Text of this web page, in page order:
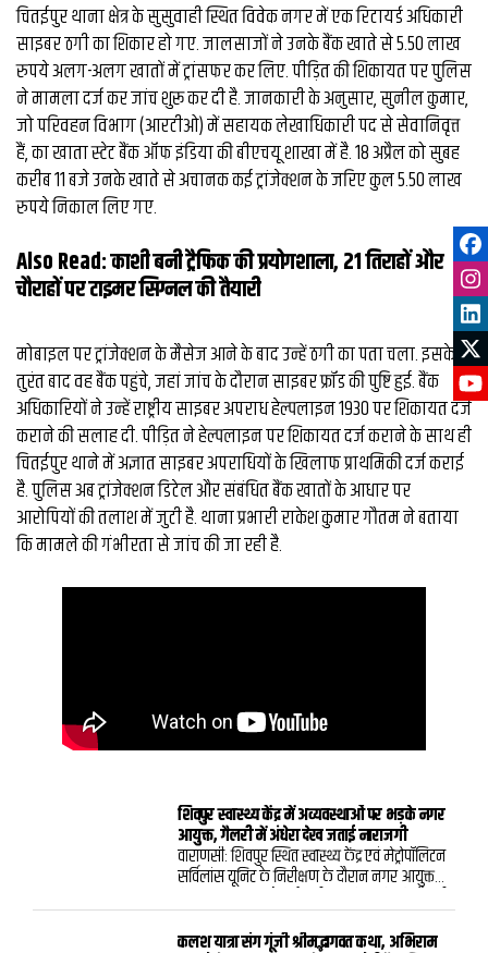
चितईपुर थाना क्षेत्र के सुसुवाही स्थित विवेक नगर में एक रिटायर्ड अधिकारी
साइबर ठगी का शिकार हो गए. जालसाजों ने उनके बैंक खाते से 5.50 लाख
रुपये अलग-अलग खातों में ट्रांसफर कर लिए. पीड़ित की शिकायत पर पुलिस
ने मामला दर्ज कर जांच शुरू कर दी है. जानकारी के अनुसार, सुनील कुमार,
जो परिवहन विभाग (आरटीओ) में सहायक लेखाधिकारी पद से सेवानिवृत्त
हैं, का खाता स्टेट बैंक ऑफ इंडिया की बीएचयू शाखा में है. 18 अप्रैल को सुबह
करीब 11 बजे उनके खाते से अचानक कई ट्रांजेक्शन के जरिए कुल 5.50 लाख
रुपये निकाल लिए गए.
Also Read:काशी बनी ट्रैफिक की प्रयोगशाला, 21 तिराहों और
चौराहों पर टाइमर सिग्‍नल की तैयारी
मोबाइल पर ट्रांजेक्शन के मैसेज आने के बाद उन्हें ठगी का पता चला. इसके
तुरंत बाद वह बैंक पहुंचे, जहां जांच के दौरान साइबर फ्रॉड की पुष्टि हुई. बैंक
अधिकारियों ने उन्हें राष्ट्रीय साइबर अपराध हेल्पलाइन 1930 पर शिकायत दर्ज
कराने की सलाह दी. पीड़ित ने हेल्पलाइन पर शिकायत दर्ज कराने के साथ ही
चितईपुर थाने में अज्ञात साइबर अपराधियों के खिलाफ प्राथमिकी दर्ज कराई
है. पुलिस अब ट्रांजेक्शन डिटेल और संबंधित बैंक खातों के आधार पर
आरोपियों की तलाश में जुटी है. थाना प्रभारी राकेश कुमार गौतम ने बताया
कि मामले की गंभीरता से जांच की जा रही है.
शिवपुर स्वास्थ्य केंद्र में अव्यवस्थाओं पर भड़के नगर
आयुक्त, गैलरी में अंधेरा देख जताई नाराजगी
वाराणसी: शिवपुर स्थित स्वास्थ्य केंद्र एवं मेट्रोपॉलिटन
सर्विलांस यूनिट के निरीक्षण के दौरान नगर आयुक्त
में प्रकाश व्यवस्था नहीं होने और डॉक्टरों के चेंबरों के
बाहर किसी प्रकार का सूचना बोर्ड न होने पर उन्होंने
कलश यात्रा संग गूंजी श्रीमद्भागवत कथा, अभिराम